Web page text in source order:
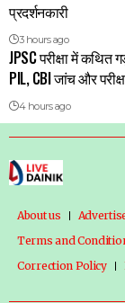
प्रदर्शनकारी
3 hours ago
JPSC परीक्षा में कथित
PIL, CBI जांच और
4 hours ago
About us
Terms and
Correction Policy